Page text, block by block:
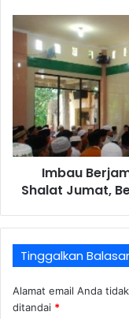
Imbau
Shalat Jumat,
Tinggalkan
Alamat email Anda
ditandai *